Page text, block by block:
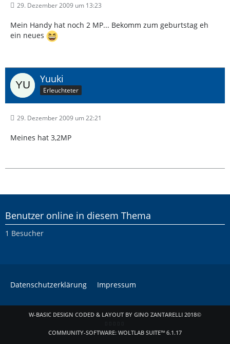
29. Dezember 2009 um 13:23
Mein Handy hat noch 2 MP... Bekomm zum geburtstag eh
ein neues
Yuuki
Erleuchteter
29. Dezember 2009 um 22:21
Meines hat 3,2MP
Benutzer online in diesem Thema
1 Besucher
Datenschutzerklärung Impressum
W-BASIC DESIGN CODED & LAYOUT BY GINO ZANTARELLI 2018©
COMMUNITY-SOFTWARE: WOLTLAB SUITE™ 6.1.17